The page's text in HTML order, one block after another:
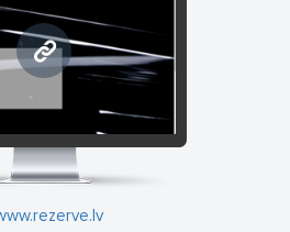
www.rezerve.lv